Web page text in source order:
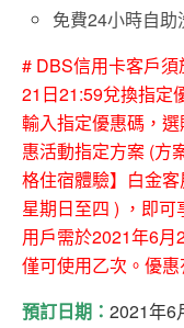
免費24小時自助
# DBS信用卡客戶
21日21:59兌換指定
輸入指定優惠碼，
惠活動指定方案 (方
格住宿體驗】白金
星期日至四 ) ，即
用戶需於2021年6
僅可使用乙次。優
預訂日期： 2021年6